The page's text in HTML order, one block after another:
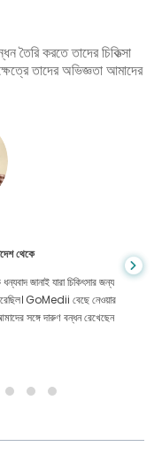
তৈরি করতে তাদের চিকিত্সা
তাদের অভিজ্ঞতা আমাদের
থেকে
জানাই যারা চিকিৎসার জন্য
GoMedii বেছে নেওয়ার
সঙ্গে দারুণ বন্ধন রেখেছেন